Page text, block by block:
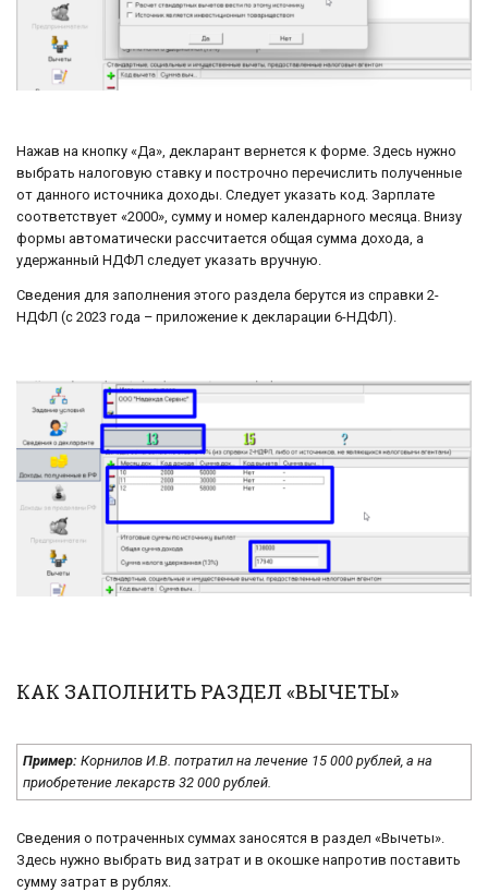
Нажав на кнопку «Да», декларант вернется к форме. Здесь нужно
выбрать налоговую ставку и построчно перечислить полученные
от данного источника доходы. Следует указать код. Зарплате
соответствует «2000», сумму и номер календарного месяца. Внизу
формы автоматически рассчитается общая сумма дохода, а
удержанный НДФЛ следует указать вручную.
Сведения для заполнения этого раздела берутся из справки 2-
НДФЛ (с 2023 года – приложение к декларации 6-НДФЛ).
КАК ЗАПОЛНИТЬ РАЗДЕЛ «ВЫЧЕТЫ»
Пример: Корнилов И.В. потратил на лечение 15 000 рублей, а на
приобретение лекарств 32 000 рублей.
Сведения о потраченных суммах заносятся в раздел «Вычеты».
Здесь нужно выбрать вид затрат и в окошке напротив поставить
сумму затрат в рублях.